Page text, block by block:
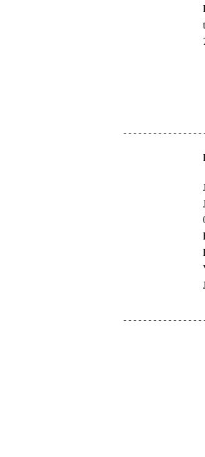
- - - - - - - - - - - - - - - -
- - - - - - - - - - - - - - - -